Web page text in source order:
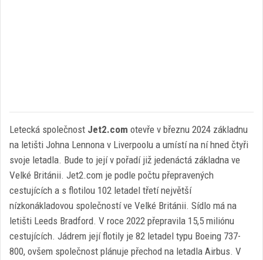
Letecká společnost Jet2.com otevře v březnu 2024 základnu
na letišti Johna Lennona v Liverpoolu a umístí na ní hned čtyři
svoje letadla. Bude to její v pořadí již jedenáctá základna ve
Velké Británii. Jet2.com je podle počtu přepravených
cestujících a s flotilou 102 letadel třetí největší
nízkonákladovou společností ve Velké Británii. Sídlo má na
letišti Leeds Bradford. V roce 2022 přepravila 15,5 miliónu
cestujících. Jádrem její flotily je 82 letadel typu Boeing 737-
800, ovšem společnost plánuje přechod na letadla Airbus. V